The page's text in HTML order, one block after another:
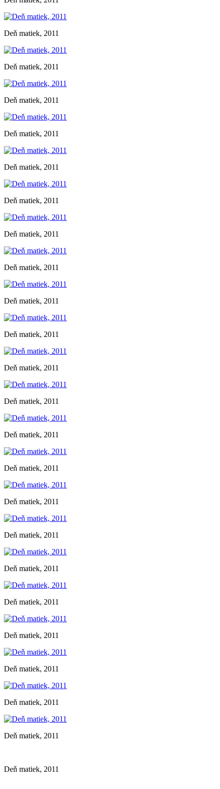
Deň matiek, 2011
Deň matiek, 2011
Deň matiek, 2011
Deň matiek, 2011
Deň matiek, 2011
Deň matiek, 2011
Deň matiek, 2011
Deň matiek, 2011
Deň matiek, 2011
Deň matiek, 2011
Deň matiek, 2011
Deň matiek, 2011
Deň matiek, 2011
Deň matiek, 2011
Deň matiek, 2011
Deň matiek, 2011
Deň matiek, 2011
Deň matiek, 2011
Deň matiek, 2011
Deň matiek, 2011
Deň matiek, 2011
Deň matiek, 2011
Deň matiek, 2011